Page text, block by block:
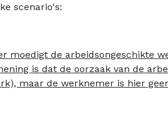
scenario's:
moedigt de arbeidsongeschikte
is dat de oorzaak van de
maar de werknemer is hier